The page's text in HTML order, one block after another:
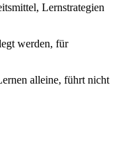
Lernstrategien
werden, für
alleine, führt nicht